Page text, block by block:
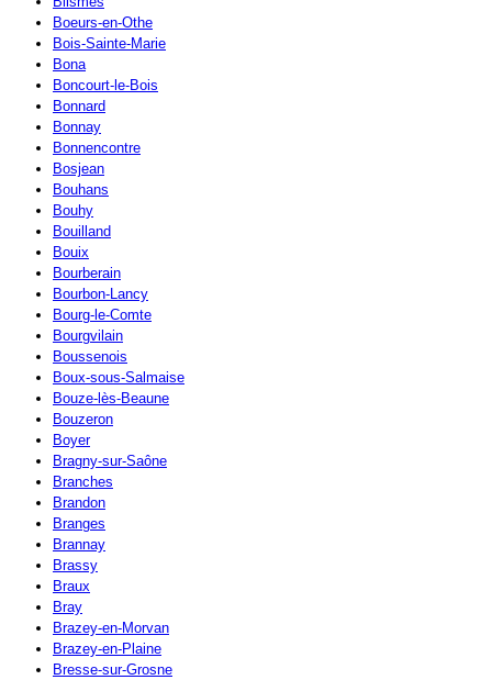
Boeurs-en-Othe
Bois-Sainte-Marie
Bona
Boncourt-le-Bois
Bonnard
Bonnay
Bonnencontre
Bosjean
Bouhans
Bouhy
Bouilland
Bouix
Bourberain
Bourbon-Lancy
Bourg-le-Comte
Bourgvilain
Boussenois
Boux-sous-Salmaise
Bouze-lès-Beaune
Bouzeron
Boyer
Bragny-sur-Saône
Branches
Brandon
Branges
Brannay
Brassy
Braux
Bray
Brazey-en-Morvan
Brazey-en-Plaine
Bresse-sur-Grosne